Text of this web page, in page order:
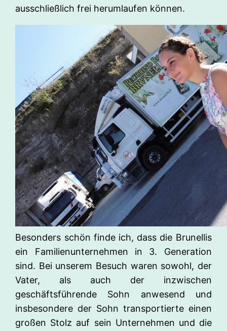
ausschließlich frei herumlaufen können.
Besonders schön finde ich, dass die Brunellis
ein Familienunternehmen in 3. Generation
sind. Bei unserem Besuch waren sowohl, der
Vater, als auch der inzwischen
geschäftsführende Sohn anwesend und
insbesondere der Sohn transportierte einen
großen Stolz auf sein Unternehmen und die